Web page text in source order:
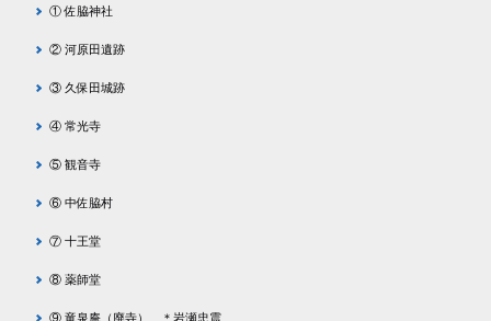
① 佐脇神社
② 河原田遺跡
③ 久保田城跡
④ 常光寺
⑤ 観音寺
⑥ 中佐脇村
⑦ 十王堂
⑧ 薬師堂
⑨ 竜泉庵（廃寺） ＊岩瀬忠震